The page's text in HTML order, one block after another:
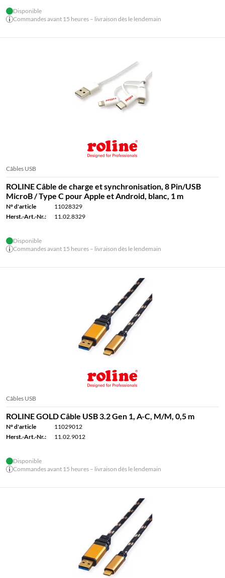
Disponible
Commandes avant 15 heures – livraison dès le lendemain
Câbles USB
ROLINE Câble de charge et synchronisation, 8 Pin/USB
MicroB / Type C pour Apple et Android, blanc, 1 m
N° d'article
11028329
Herst.-Art.-Nr.:
11.02.8329
Disponible
Commandes avant 15 heures – livraison dès le lendemain
Câbles USB
ROLINE GOLD Câble USB 3.2 Gen 1, A-C, M/M, 0,5 m
N° d'article
11029012
Herst.-Art.-Nr.:
11.02.9012
Disponible
Commandes avant 15 heures – livraison dès le lendemain